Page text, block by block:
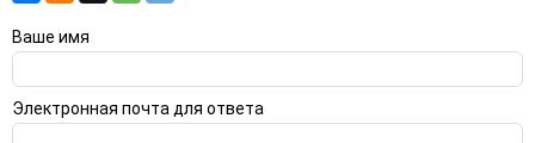
Ваше имя
Электронная почта для ответа